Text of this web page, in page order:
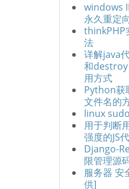
windows
永久重定
thinkPHP
法
详解java
和
用方式
Python获
文件名的
linux
用于判断
强度的JS
Django-
限管理源
服务器 安
供]